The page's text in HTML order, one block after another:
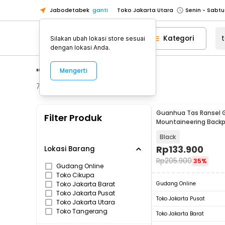
Jabodetabek ganti Toko Jakarta Utara
Toko Tangerang
Toko Cikupa
Pick n Go Jakarta Barat
Senin -
Toko Jakarta Barat
Senin -
Toko Tangerang
Kategori
"tas ransel"
73
Filter Produk
Lokasi Barang
Gudang Online
Toko Cikupa
Toko Jakarta Barat
Toko Jakarta Pusat
Toko Jakarta Utara
Toko Tangerang
Guanhua Tas Ransel
Mountaineering
Black
Rp133.900
Rp205.900 35%
Gudang Online
Toko Jakarta Pusat
Toko Jakarta Barat
Silakan ubah lokasi store sesuai
dengan lokasi Anda.
Mengerti